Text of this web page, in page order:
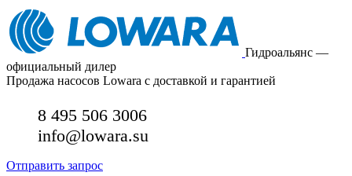
Гидроальянс —
официальный дилер
Продажа насосов Lowara с доставкой и гарантией
8 495 506 3006
info@lowara.su
Отправить запрос